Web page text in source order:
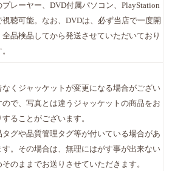
プレーヤー、DVD付属パソコン、PlayStation
視聴可能。なお、DVDは、必ず当店で一度開
全品検品してから発送させていただいており
なくジャッケットが変更になる場合がござい
ので、写真とは違うジャッケットの商品をお
することがございます。
タグや品質管理タグ等が付いている場合があ
す。その場合は、無理にはがす事が出来ない
そのままでお送りさせていただきます。